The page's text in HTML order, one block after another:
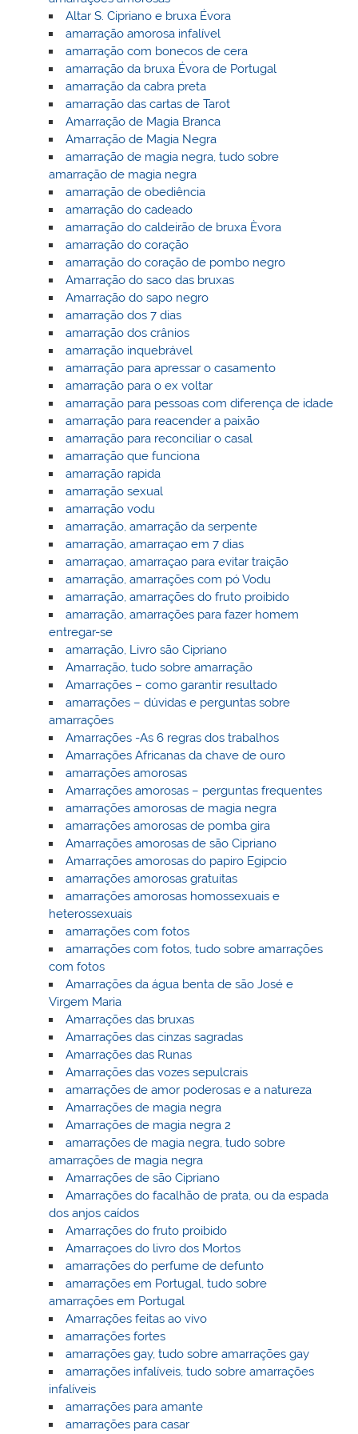
Altar S. Cipriano e bruxa Évora
amarração amorosa infalível
amarração com bonecos de cera
amarração da bruxa Évora de Portugal
amarração da cabra preta
amarração das cartas de Tarot
Amarração de Magia Branca
Amarração de Magia Negra
amarração de magia negra, tudo sobre
amarração de magia negra
amarração de obediência
amarração do cadeado
amarração do caldeirão de bruxa Èvora
amarração do coração
amarração do coração de pombo negro
Amarração do saco das bruxas
Amarração do sapo negro
amarração dos 7 dias
amarração dos crânios
amarração inquebrável
amarração para apressar o casamento
amarração para o ex voltar
amarração para pessoas com diferença de idade
amarração para reacender a paixão
amarração para reconciliar o casal
amarração que funciona
amarração rapida
amarração sexual
amarração vodu
amarração, amarração da serpente
amarração, amarraçao em 7 dias
amarraçao, amarraçao para evitar traição
amarração, amarrações com pó Vodu
amarração, amarrações do fruto proibido
amarração, amarrações para fazer homem
entregar-se
amarração, Livro são Cipriano
Amarração, tudo sobre amarração
Amarrações – como garantir resultado
amarrações – dúvidas e perguntas sobre
amarrações
Amarrações -As 6 regras dos trabalhos
Amarrações Africanas da chave de ouro
amarrações amorosas
Amarrações amorosas – perguntas frequentes
amarrações amorosas de magia negra
amarrações amorosas de pomba gira
Amarrações amorosas de são Cipriano
Amarrações amorosas do papiro Egipcio
amarrações amorosas gratuitas
amarrações amorosas homossexuais e
heterossexuais
amarrações com fotos
amarrações com fotos, tudo sobre amarrações
com fotos
Amarrações da água benta de são José e
Virgem Maria
Amarrações das bruxas
Amarrações das cinzas sagradas
Amarrações das Runas
Amarrações das vozes sepulcrais
amarrações de amor poderosas e a natureza
Amarrações de magia negra
Amarrações de magia negra 2
amarrações de magia negra, tudo sobre
amarrações de magia negra
Amarrações de são Cipriano
Amarrações do facalhão de prata, ou da espada
dos anjos caídos
Amarrações do fruto proibido
Amarraçoes do livro dos Mortos
amarrações do perfume de defunto
amarrações em Portugal, tudo sobre
amarrações em Portugal
Amarrações feitas ao vivo
amarrações fortes
amarrações gay, tudo sobre amarrações gay
amarrações infalíveis, tudo sobre amarrações
infalíveis
amarrações para amante
amarrações para casar